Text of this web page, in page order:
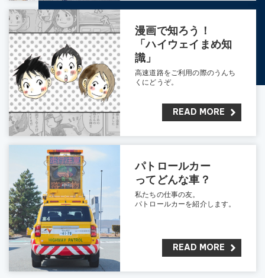
漫画で知ろう！
「ハイウェイまめ知
識」
高速道路をご利用の際のうんち
くにどうぞ。
READ MORE
パトロールカー
って どんな車？
私たちの仕事の友。
パトロールカーを紹介します。
READ MORE